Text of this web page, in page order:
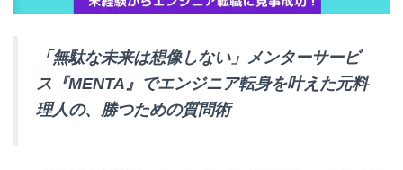
「無駄な未来は想像しない」メンターサービ
ス『MENTA』でエンジニア転身を叶えた元料
理人の、勝つための質問術